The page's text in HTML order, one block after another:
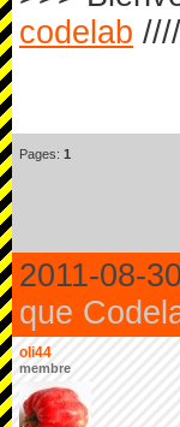
codelab ////
Pages: 1
2011-08-
que
oli44
membre